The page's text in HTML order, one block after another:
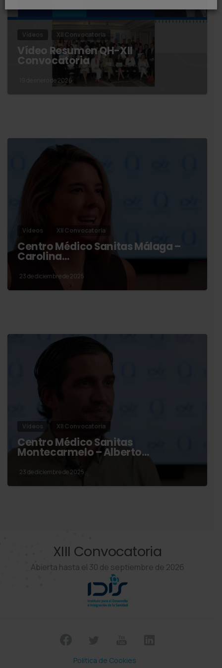
Vídeos XII Convocatoria
Vídeo Resumen QH-XII
Convocatoria
19 de enero de 2026
Vídeos XII Convocatoria
Centro Médico Sanitas Málaga –
Carolina…
23 de diciembre de 2025
Vídeos XII Convocatoria
Centro Médico Sanitas
Montecarmelo – Alberto…
23 de diciembre de 2025
XIII Convocatoria
Abierta hasta el 30 de septiembre de 2026
Política de Cookies